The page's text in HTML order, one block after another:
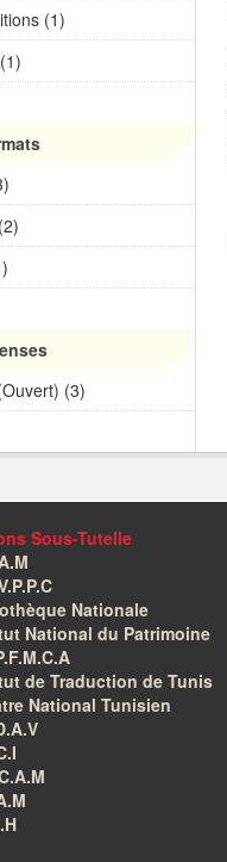
(1)
(3)
Sous-Tutelle
Nationale
National du Patrimoine
de Traduction de Tunis
National Tunisien